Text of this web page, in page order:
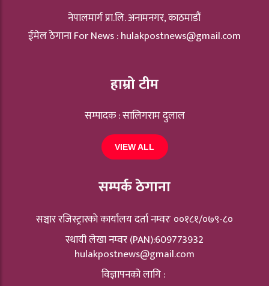
नेपालमार्ग प्रा.लि. अनामनगर, काठमाडौं
ईमेल ठेगाना For News :hulakpostnews@gmail.com
हाम्रो टीम
सम्पादक : सालिगराम दुलाल
VIEW ALL
सम्पर्क ठेगाना
सञ्चार रजिस्ट्रारकाे कार्यालय दर्ता नम्वरः ००१८१/०७९-८०
स्थायी लेखा नम्वर (PAN):609773932
hulakpostnews@gmail.com
विज्ञापनको लागि :